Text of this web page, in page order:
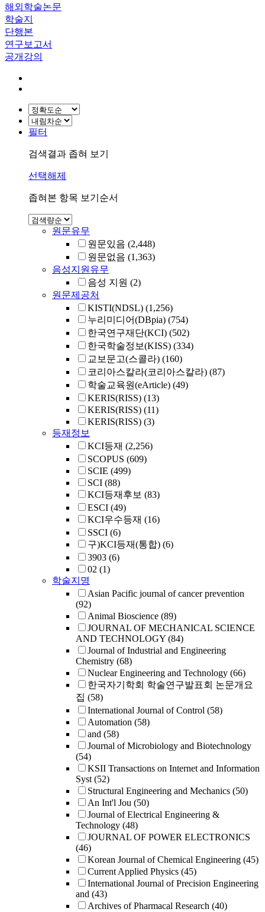
해외학술논문
학술지
단행본
연구보고서
공개강의
필터
검색결과 좁혀 보기
선택해제
좁혀본 항목 보기순서
원문유무
원문있음 (2,448)
원문없음 (1,363)
음성지원유무
음성 지원 (2)
원문제공처
KISTI(NDSL) (1,256)
누리미디어(DBpia) (754)
한국연구재단(KCI) (502)
한국학술정보(KISS) (334)
교보문고(스콜라) (160)
코리아스칼라(코리아스칼라) (87)
학술교육원(eArticle) (49)
KERIS(RISS) (13)
KERIS(RISS) (11)
KERIS(RISS) (3)
등재정보
KCI등재 (2,256)
SCOPUS (609)
SCIE (499)
SCI (88)
KCI등재후보 (83)
ESCI (49)
KCI우수등재 (16)
SSCI (6)
구)KCI등재(통합) (6)
3903 (6)
02 (1)
학술지명
Asian Pacific journal of cancer prevention
(92)
Animal Bioscience (89)
JOURNAL OF MECHANICAL SCIENCE
AND TECHNOLOGY (84)
Journal of Industrial and Engineering
Chemistry (68)
Nuclear Engineering and Technology (66)
한국자기학회 학술연구발표회 논문개요
집 (58)
International Journal of Control (58)
Automation (58)
and (58)
Journal of Microbiology and Biotechnology
(54)
KSII Transactions on Internet and Information
Syst (52)
Structural Engineering and Mechanics (50)
An Int'l Jou (50)
Journal of Electrical Engineering &
Technology (48)
JOURNAL OF POWER ELECTRONICS
(46)
Korean Journal of Chemical Engineering (45)
Current Applied Physics (45)
International Journal of Precision Engineering
and (43)
Archives of Pharmacal Research (40)